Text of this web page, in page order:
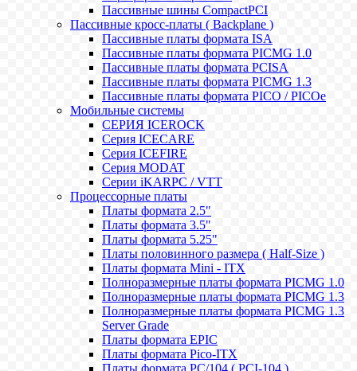
Пассивные шины CompactPCI
Пассивные кросс-платы ( Backplane )
Пассивные платы формата ISA
Пассивные платы формата PICMG 1.0
Пассивные платы формата PCISA
Пассивные платы формата PICMG 1.3
Пассивные платы формата PICO / PICOe
Мобильные системы
СЕРИЯ ICEROCK
Серия ICECARE
Серия ICEFIRE
Серия MODAT
Серии iKARPC / VTT
Процессорные платы
Платы формата 2.5"
Платы формата 3.5"
Платы формата 5.25"
Платы половинного размера ( Half-Size )
Платы формата Mini - ITX
Полноразмерные платы формата PICMG 1.0
Полноразмерные платы формата PICMG 1.3
Полноразмерные платы формата PICMG 1.3
Server Grade
Платы формата EPIC
Платы формата Pico-ITX
Платы формата PC/104 ( PCI-104 )